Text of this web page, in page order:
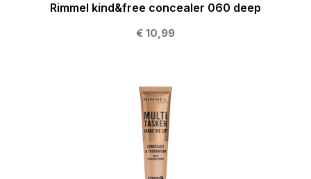
Rimmel kind&free concealer 060 deep
€ 10,99